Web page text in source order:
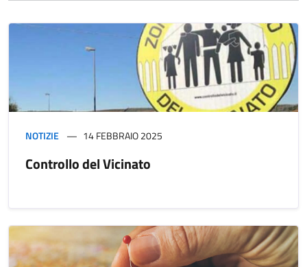
NOTIZIE 14 FEBBRAIO 2025
Controllo del Vicinato